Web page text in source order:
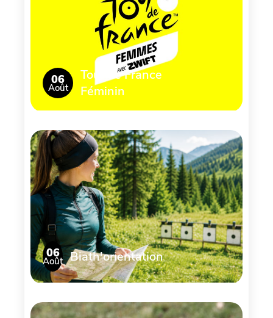
06
Août
Tour de France
Féminin
06
Août Biath'orientation